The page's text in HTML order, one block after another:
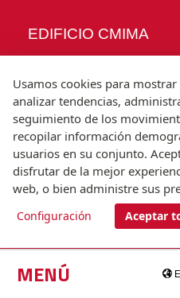
MENÚ
EDIFICIO CMIMA
SÍGUENOS
© Universitat
T.(+34)
Usamos cookies para
analizar tendencias,
seguimiento de los
recopilar información
usuarios en su conjunto.
disfrutar de la mejor
web, o bien administre sus
Configuración Aceptar